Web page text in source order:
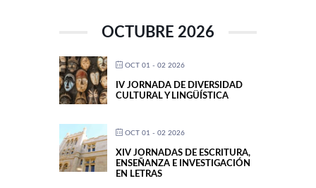
OCTUBRE 2026
OCT 01 - 02 2026
IV JORNADA DE DIVERSIDAD
CULTURAL Y LINGÜÍSTICA
OCT 01 - 02 2026
XIV JORNADAS DE ESCRITURA,
ENSEÑANZA E INVESTIGACIÓN
EN LETRAS